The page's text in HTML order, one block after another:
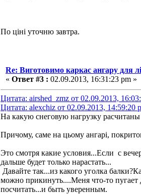
По ціні уточню завтра.
Re: Виготовимо каркас ангару для
« Ответ #3 : 02.09.2013, 16:31:23 pm »
Цитата: airshed_zmz от 02.09.2013,
Цитата: alexchiz от 02.09.2013, 14:59:20
На какую снеговую нагрузку
Причому, саме на цьому ангарі,
Это смотря какие условия...Если с
дальше будет только нарастать...
Давайте так...из какого уголка
можно прикинуть....Меня что-то
посчитать...и быть уверенным.